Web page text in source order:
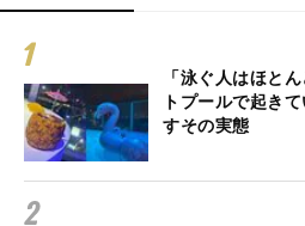
「泳ぐ人はほと
トプールで起き
すその実態